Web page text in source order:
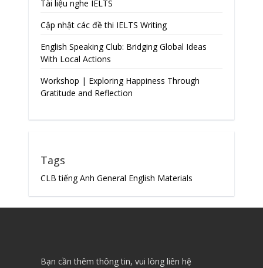
Tài liệu nghe IELTS
Cập nhật các đề thi IELTS Writing
English Speaking Club: Bridging Global Ideas
With Local Actions
Workshop | Exploring Happiness Through
Gratitude and Reflection
Tags
CLB tiếng Anh General English Materials
Bạn cần thêm thông tin, vui lòng liên hệ